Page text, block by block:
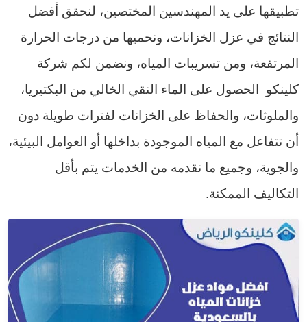
تطبيقها على يد المهندسين المختصين، لنحقق أفضل
النتائج في عزل الخزانات، ونحميها من درجات الحرارة
المرتفعة، ومن تسريبات المياه، ونضمن لكم شركة
كلينكو الحصول على الماء النقي الخالي من البكتيريا،
والملوثات، والحفاظ على الخزانات لفترات طويلة دون
أن تتفاعل مع المياه الموجودة بداخلها أو العوامل البيئية،
والجوية، وجميع ما نقدمه من الخدمات يتم بأقل
التكاليف الممكنة.